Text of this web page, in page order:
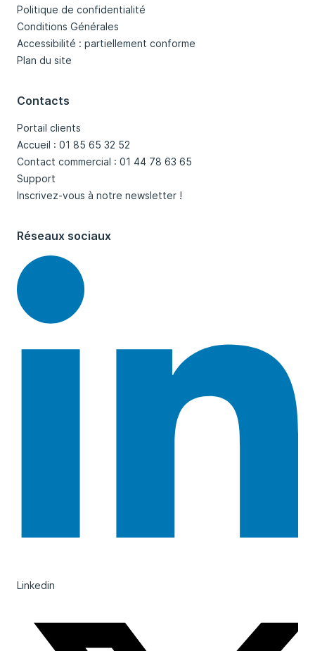
Politique de confidentialité
Conditions Générales
Accessibilité : partiellement conforme
Plan du site
Contacts
Portail clients
Accueil : 01 85 65 32 52
Contact commercial : 01 44 78 63 65
Support
Inscrivez-vous à notre newsletter !
Réseaux sociaux
Linkedin